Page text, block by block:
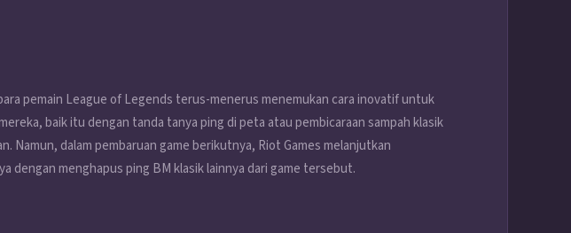
pemain League of Legends terus-menerus menemukan cara inovatif untuk
baik itu dengan tanda tanya ping di peta atau pembicaraan sampah klasik
Namun, dalam pembaruan game berikutnya, Riot Games melanjutkan
dengan menghapus ping BM klasik lainnya dari game tersebut.